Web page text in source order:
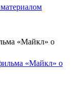
«Майкл» о